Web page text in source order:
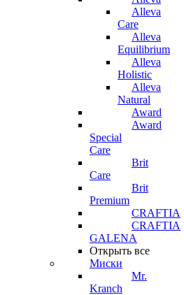
Alleva
Care
Alleva
Equilibrium
Alleva
Holistic
Alleva
Natural
Award
Award
Special
Care
Brit
Care
Brit
Premium
CRAFTIA
CRAFTIA
GALENA
Открыть все
Миски
Mr.
Kranch